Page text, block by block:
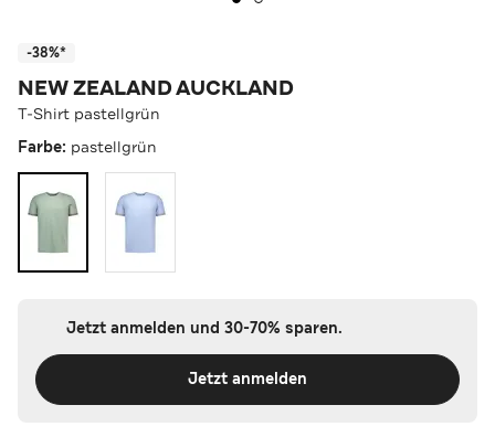
-38%*
NEW ZEALAND AUCKLAND
T-Shirt pastellgrün
Farbe: pastellgrün
Jetzt anmelden und 30-70% sparen.
Jetzt anmelden